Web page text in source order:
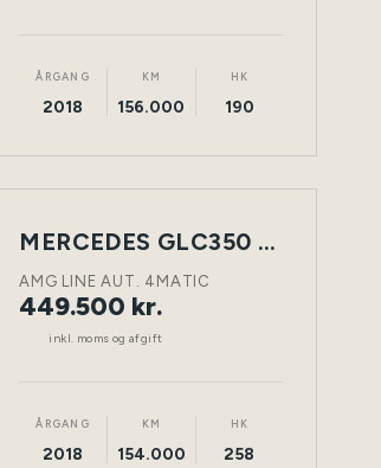
ÅRGANG
2018
KM
156.000
HK
190
NY
DIESEL TØNDER
MERCEDES GLC350 D 3,0 5D
AMG LINE AUT. 4MATIC
449.500 kr.
inkl. moms og afgift
ÅRGANG
2018
KM
154.000
HK
258